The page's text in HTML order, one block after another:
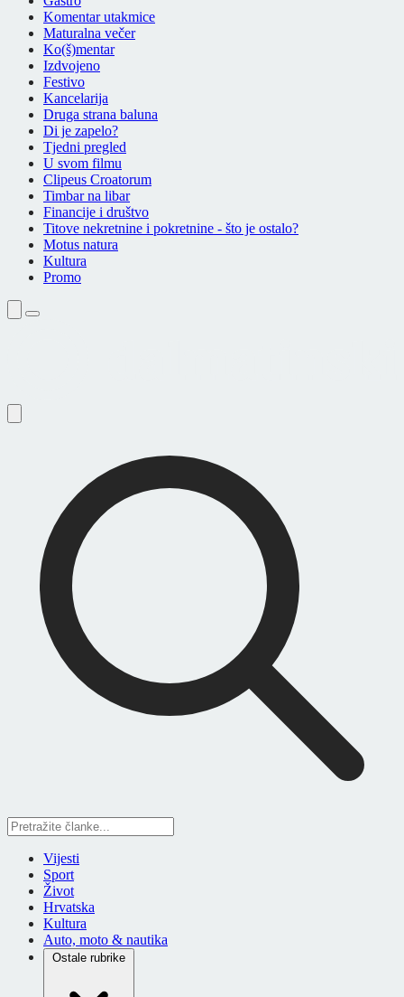
Komentar utakmice
Maturalna večer
Ko(š)mentar
Izdvojeno
Festivo
Kancelarija
Druga strana baluna
Di je zapelo?
Tjedni pregled
U svom filmu
Clipeus Croatorum
Timbar na libar
Financije i društvo
Titove nekretnine i pokretnine - što je ostalo?
Motus natura
Kultura
Promo
Vijesti
Sport
Život
Hrvatska
Kultura
Auto, moto & nautika
Ostale rubrike